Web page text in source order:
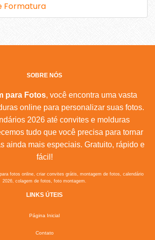
Formatura
SOBRE NÓS
para Fotos, você encontra uma vasta
online para personalizar suas fotos.
2026 até convites e molduras
tudo que você precisa para tornar
ainda mais especiais. Gratuito, rápido e
fácil!
fotos online, criar convites grátis, montagem de fotos, calendário
2026, colagem de fotos, foto montagem.
LINKS ÚTEIS
Página Inicial
Contato